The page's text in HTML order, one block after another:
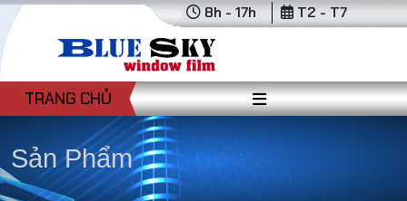
8h - 17h T2 - T7
TRANG CHỦ
Sản Phẩm